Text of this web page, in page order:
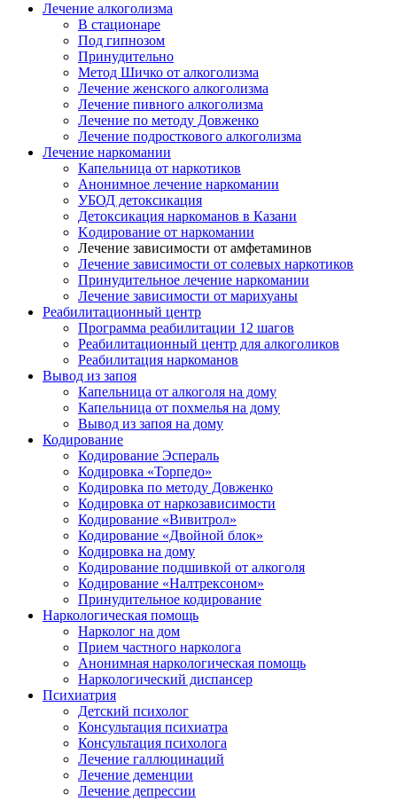
Лечение алкоголизма
В стационаре
Под гипнозом
Принудительно
Метод Шичко от алкоголизма
Лечение женского алкоголизма
Лечение пивного алкоголизма
Лечение по методу Довженко
Лечение подросткового алкоголизма
Лечение наркомании
Капельница от наркотиков
Анонимное лечение наркомании
УБОД детоксикация
Детоксикация наркоманов в Казани
Kодирование от наркомании
Лечение зависимости от амфетаминов
Лечение зависимости от солевых наркотиков
Принудительное лечение наркомании
Лечение зависимости от марихуаны
Реабилитационный центр
Программа реабилитации 12 шагов
Реабилитационный центр для алкоголиков
Реабилитация наркоманов
Вывод из запоя
Капельница от алкоголя на дому
Капельница от похмелья на дому
Вывод из запоя на дому
Кодирование
Кодирование Эспераль
Кодировка «Торпедо»
Кодировка по методу Довженко
Кодировка от наркозависимости
Кодирование «Вивитрол»
Кодирование «Двойной блок»
Кодировка на дому
Кодирование подшивкой от алкоголя
Кодирование «Налтрексоном»
Принудительное кодирование
Наркологическая помощь
Нарколог на дом
Прием частного нарколога
Анонимная наркологическая помощь
Наркологический диспансер
Психиатрия
Детский психолог
Консультация психиатра
Консультация психолога
Лечение галлюцинаций
Лечение деменции
Лечение депрессии